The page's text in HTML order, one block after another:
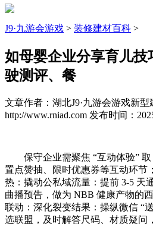
J9·九游会游戏 > 装修建材百科 >
如母婴企业分享育儿技
驶测评、餐
文章作者：湖北J9·九游会游戏新型
http://www.rniad.com 发布时间：
保守企业需聚焦 “互动体验” 取
置点赞抽、限时优惠券等互动环节
热：撬动公私域流量：提前 3-5 天
曲播预告，做为 NBB 健康产物的
联动：深化裂变结果：操纵微信 “
选联盟，及时解答尺码、材质疑问